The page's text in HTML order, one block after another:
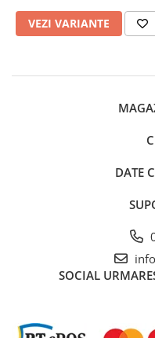
VEZI VARIANTE
DATE
SOCIAL